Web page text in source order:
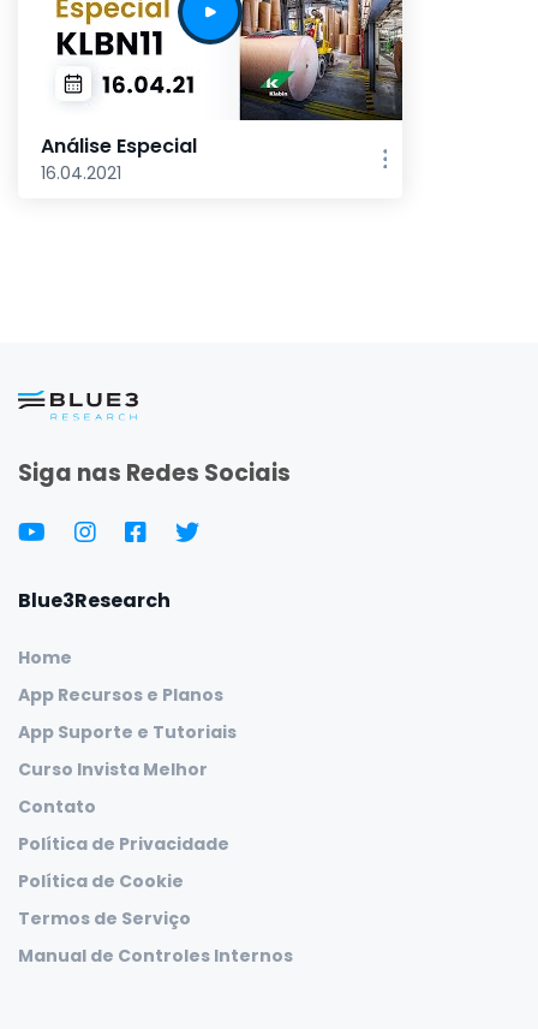
Análise Especial
16.04.2021
Siga nas Redes Sociais
Blue3Research
Home
App Recursos e Planos
App Suporte e Tutoriais
Curso Invista Melhor
Contato
Política de Privacidade
Política de Cookie
Termos de Serviço
Manual de Controles Internos